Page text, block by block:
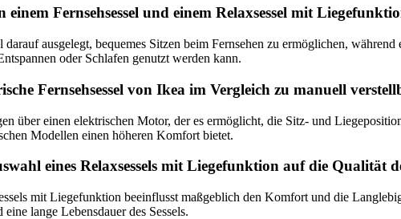
einem Fernsehsessel und einem Relaxsessel mit
darauf ausgelegt, bequemes Sitzen beim Fernsehen zu ermöglichen,
oder Schlafen genutzt werden kann.
Fernsehsessel von Ikea im Vergleich zu manuell
über einen elektrischen Motor, der es ermöglicht, die Sitz- und
Modellen einen höheren Komfort bietet.
eines Relaxsessels mit Liegefunktion auf die Qualität
mit Liegefunktion beeinflusst maßgeblich den Komfort und die
lange Lebensdauer des Sessels.